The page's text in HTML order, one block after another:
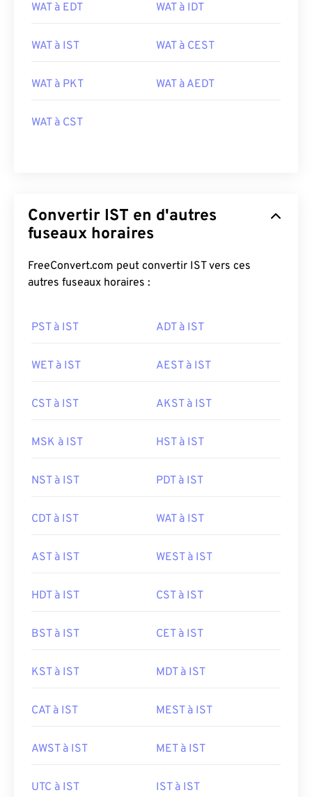
WAT à EDT WAT à IDT
WAT à IST WAT à CEST
WAT à PKT WAT à AEDT
WAT à CST
Convertir IST en d'autres
fuseaux horaires
FreeConvert.com peut convertir IST vers ces
autres fuseaux horaires :
PST à IST ADT à IST
WET à IST AEST à IST
CST à IST AKST à IST
MSK à IST HST à IST
NST à IST PDT à IST
CDT à IST WAT à IST
AST à IST WEST à IST
HDT à IST CST à IST
BST à IST CET à IST
KST à IST MDT à IST
CAT à IST MEST à IST
AWST à IST MET à IST
UTC à IST IST à IST